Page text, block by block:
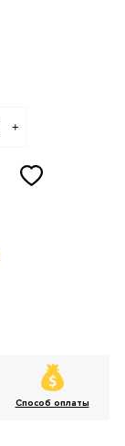
+
Способ оплаты